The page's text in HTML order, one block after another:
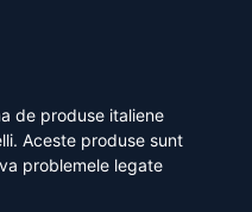
de produse italiene
Aceste produse sunt
problemele legate